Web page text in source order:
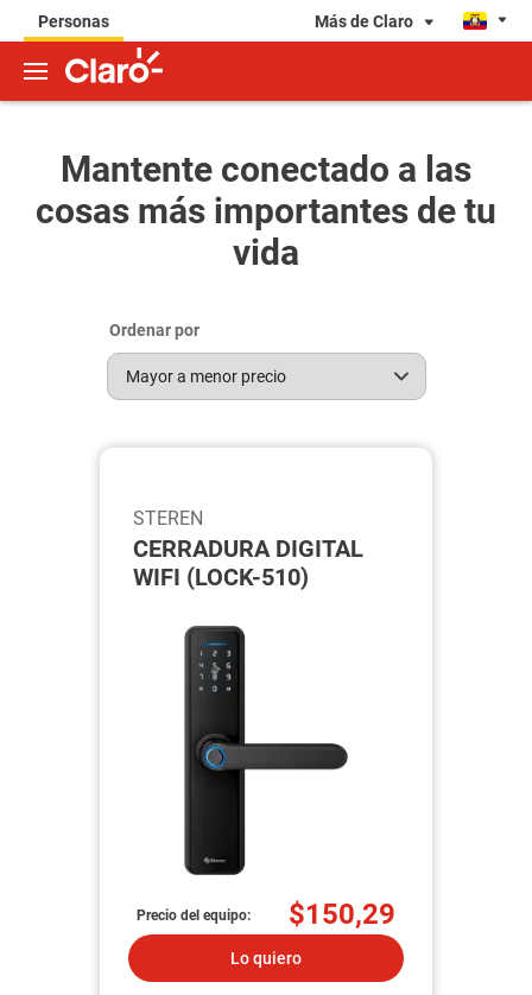
Personas Más de Claro
Mantente conectado a las
cosas más importantes de tu
vida
Ordenar por
STEREN
CERRADURA DIGITAL
WIFI (LOCK-510)
Precio del equipo: $150,29
Lo quiero